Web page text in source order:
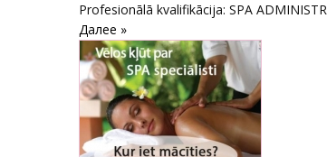
Profesionālā kvalifikācija: SPA
Далее »